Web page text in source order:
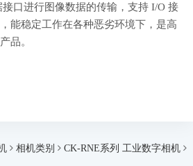
口进行图像数据的传输，支持 I/O 接
能稳定工作在各种恶劣环境下，是高
品。
相机类别
CK-RNE系列 工业数字相机